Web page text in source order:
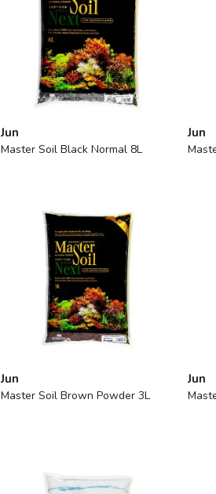
Jun
Master Soil Black Normal 8L
Jun
Jun
Master Soil Brown Powder 3L
Jun